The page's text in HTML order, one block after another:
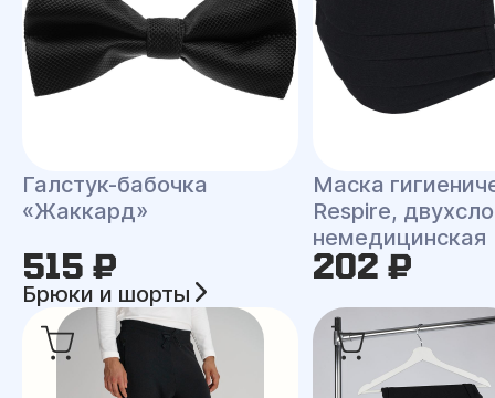
Галстук-бабочка
«Жаккард»
515 ₽
Маска
Respire,
немедицинская
202 ₽
Брюки и шорты